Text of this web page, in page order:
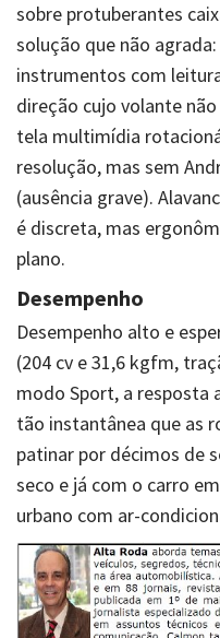
sobre protuberantes
solução que não
instrumentos com
direção cujo volante
tela multimídia
resolução, mas sem
(ausência grave).
é discreta, mas
plano.
Desempenho
Desempenho alto e
(204 cv e 31,6 kgfm,
modo Sport, a resposta
tão instantânea que as
patinar por décimos de
seco e já com o carro
urbano com ar-